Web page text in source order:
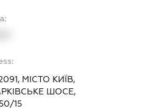
МІСТО КИЇВ,
ШОСЕ,
15